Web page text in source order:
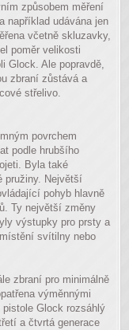
způsobem měření
například udávána jen
včetně skluzavky,
poměr velikosti
Glock. Ale popravdě,
zbraní zůstává a
střelivo.
povrchem
podle hrubšího
Byla také
pružiny. Největší
pohyb hlavně
Ty největší změny
výstupky pro prsty a
svítilny nebo
zbraní pro minimálně
výměnnými
Glock rozsáhlý
a čtvrtá generace